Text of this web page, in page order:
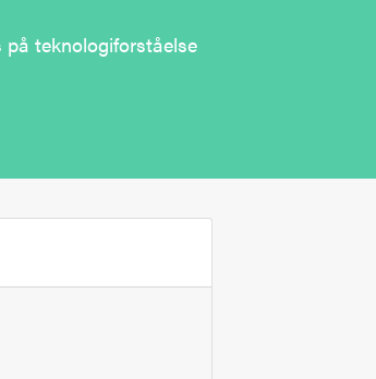
på teknologiforståelse